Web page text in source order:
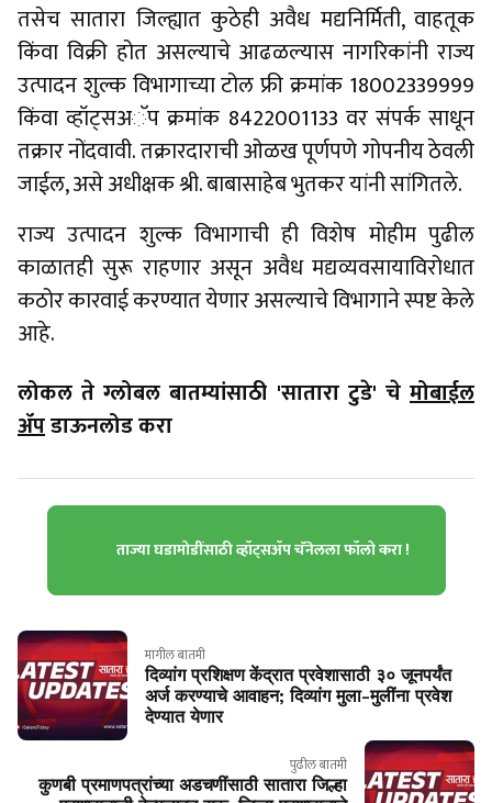
तसेच सातारा जिल्ह्यात कुठेही अवैध मद्यनिर्मिती, वाहतूक
किंवा विक्री होत असल्याचे आढळल्यास नागरिकांनी राज्य
उत्पादन शुल्क विभागाच्या टोल फ्री क्रमांक 18002339999
किंवा व्हॉट्सअॅप क्रमांक 8422001133 वर संपर्क साधून
तक्रार नोंदवावी. तक्रारदाराची ओळख पूर्णपणे गोपनीय ठेवली
जाईल, असे अधीक्षक श्री. बाबासाहेब भुतकर यांनी सांगितले.
राज्य उत्पादन शुल्क विभागाची ही विशेष मोहीम पुढील
काळातही सुरू राहणार असून अवैध मद्यव्यवसायाविरोधात
कठोर कारवाई करण्यात येणार असल्याचे विभागाने स्पष्ट केले
आहे.
लोकल ते ग्लोबल बातम्यांसाठी 'सातारा टुडे' चे मोबाईल
ॲपडाऊनलोड करा
ताज्या घडामोडींसाठी व्हॉट्सॲप चॅनेलला फॉलो करा !
मागील बातमी
दिव्यांग प्रशिक्षण केंद्रात प्रवेशासाठी ३० जूनपर्यंत
अर्ज करण्याचे आवाहन; दिव्यांग मुला-मुलींना प्रवेश
देण्यात येणार
पुढील बातमी
कुणबी प्रमाणपत्रांच्या अडचणींसाठी सातारा जिल्हा